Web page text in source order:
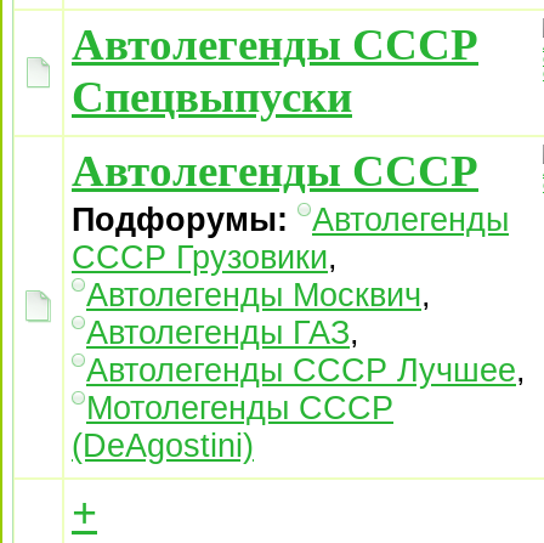
Автолегенды СССР
Спецвыпуски
Автолегенды СССР
Подфорумы:
Автолегенды
СССР Грузовики,
Автолегенды Москвич,
Автолегенды ГАЗ,
Автолегенды СССР Лучшее,
Мотолегенды СССР
(DeAgostini)
+